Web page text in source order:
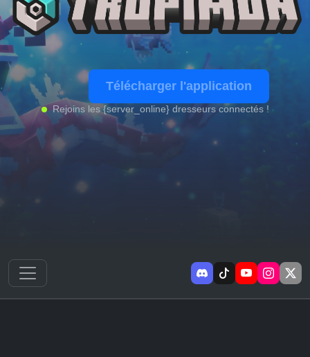
Télécharger l'application
Rejoins les {server_online} dresseurs connectés !